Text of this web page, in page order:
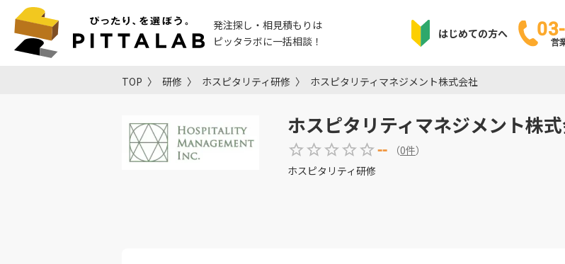
発注探し・相見積もりは
ピッタラボに一括相談！
はじめての方へ
営
TOP 研修 ホスピタリティ研修 ホスピタリティマネジメント株式会社
ホスピタリティマネジメント株
-- （0件）
ホスピタリティ研修